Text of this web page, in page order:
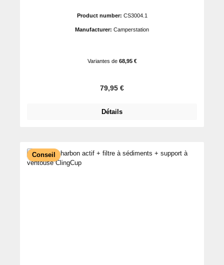
Product number: CS3004.1
Manufacturer: Camperstation
Variantes de68,95 €
Prix régulier :
79,95 €
Détails
Conseil